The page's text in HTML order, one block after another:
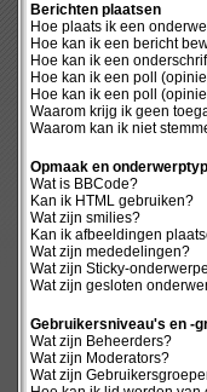
Berichten plaatsen
Hoe plaats ik een
Hoe kan ik een bericht
Hoe kan ik een
Hoe kan ik een poll
Hoe kan ik een poll
Waarom krijg ik geen
Waarom kan ik niet
Opmaak en
Wat is BBCode?
Kan ik HTML gebruiken?
Wat zijn smilies?
Kan ik afbeeldingen
Wat zijn mededelingen?
Wat zijn Sticky-
Wat zijn gesloten
Gebruikersniveau's en -
Wat zijn Beheerders?
Wat zijn Moderators?
Wat zijn